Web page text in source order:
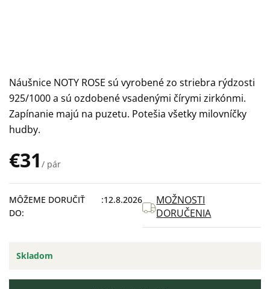
€31 / pár
Jednotková
cena:
Skladom
MÔŽEME DORUČIŤ
DO:
12.8.2026
MOŽNOSTI
DORUČENIA
Náušnice NOTY ROSE sú vyrobené zo striebra rýdzosti
925/1000 a sú ozdobené vsadenými čírymi zirkónmi.
Zapínanie majú na puzetu. Potešia všetky milovníčky
hudby.